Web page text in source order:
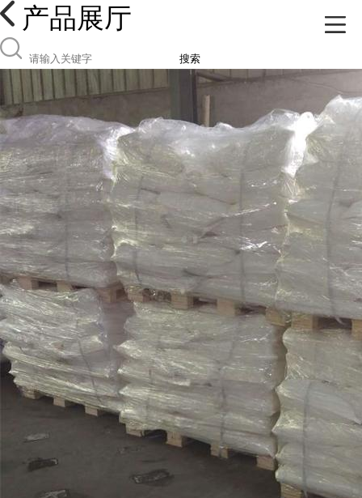
产品展厅
搜索